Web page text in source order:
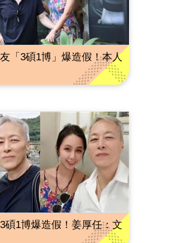
「3碩1博」爆造假！本人
碩1博爆造假！姜厚任：文